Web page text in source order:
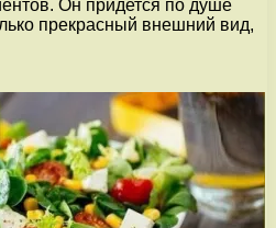
Он придется по душе
прекрасный внешний вид,